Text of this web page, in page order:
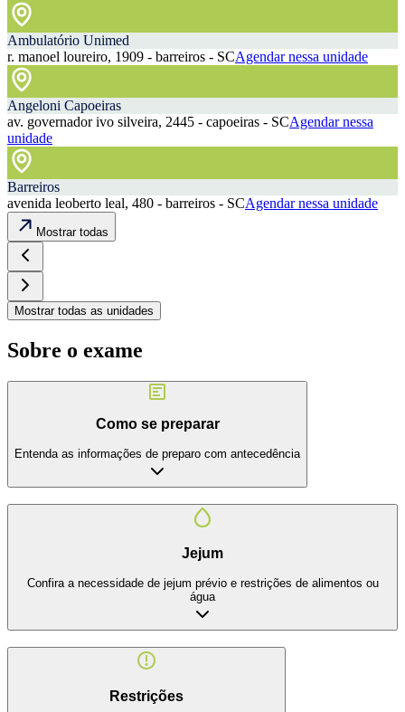
Ambulatório Unimed
r. manoel loureiro, 1909 - barreiros - SCAgendar nessa unidade
Angeloni Capoeiras
av. governador ivo silveira, 2445 - capoeiras - SCAgendar nessa
unidade
Barreiros
avenida leoberto leal, 480 - barreiros - SCAgendar nessa unidade
Mostrar todas
Mostrar todas as unidades
Sobre o exame
Como se preparar
Entenda as informações de preparo com antecedência
Jejum
Confira a necessidade de jejum prévio e restrições de alimentos ou
água
Restrições